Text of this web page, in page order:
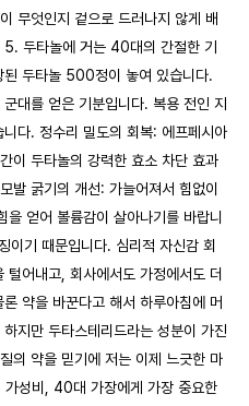
무엇인지 겉으로 드러나지 않게 배
두타놀에 거는 40대의 간절한 기
된 두타놀 500정이 놓여 있습니다.
대를 얻은 기분입니다. 복용 전인 지
다. 정수리 밀도의 회복: 에프페시아
이 두타놀의 강력한 효소 차단 효과
발 굵기의 개선: 가늘어져서 힘없이
얻어 볼륨감이 살아나기를 바랍니
기 때문입니다. 심리적 자신감 회
어내고, 회사에서도 가정에서도 더
약을 바꾼다고 해서 하루아침에 머
지만 두타스테리드라는 성분이 가진
의 약을 믿기에 저는 이제 느긋한 마
성비, 40대 가장에게 가장 중요한